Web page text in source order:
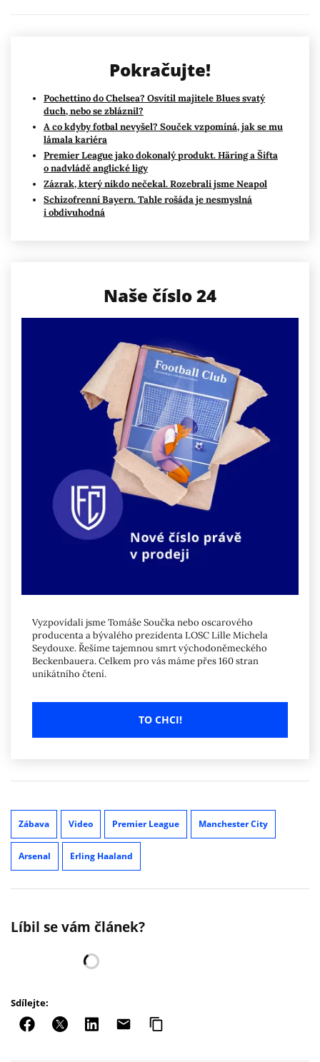
Pokračujte!
Pochettino do Chelsea? Osvítil majitele Blues svatý
duch, nebo se zbláznil?
A co kdyby fotbal nevyšel? Souček vzpomíná, jak se mu
lámala kariéra
Premier League jako dokonalý produkt. Häring a Šifta
o nadvládě anglické ligy
Zázrak, který nikdo nečekal. Rozebrali jsme Neapol
Schizofrenní Bayern. Tahle rošáda je nesmyslná
i obdivuhodná
Naše číslo 24
Vyzpovídali jsme Tomáše Součka nebo oscarového
producenta a bývalého prezidenta LOSC Lille Michela
Seydouxe. Řešíme tajemnou smrt východoněmeckého
Beckenbauera. Celkem pro vás máme přes 160 stran
unikátního čtení.
TO CHCI!
Zábava Video Premier League Manchester City
Arsenal Erling Haaland
Líbil se vám článek?
Sdílejte: